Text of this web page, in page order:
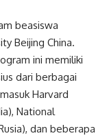
beasiswa
Beijing China.
ini memiliki
dari berbagai
Harvard
National
dan beberapa